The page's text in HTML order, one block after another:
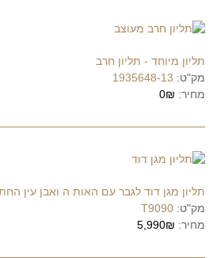
תליון מיוחד - תליון חרב
מק"ט: 1935648-13
מחיר: 0₪
תליון מגן דוד לגבר עם האות ה ואבן עין
מק"ט: T9090
מחיר: 5,990₪